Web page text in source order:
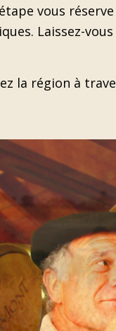
vous
Laissez-
la région à